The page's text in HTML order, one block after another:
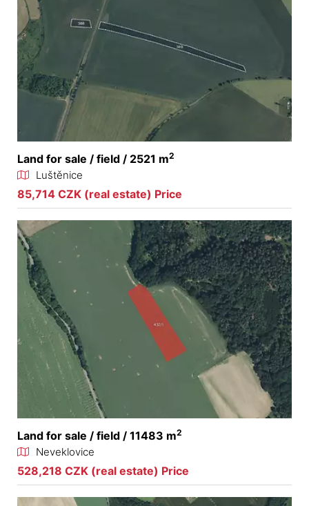
Land for sale / field / 2521 m2
Luštěnice
85,714 CZK (real estate) Price
Land for sale / field / 11483 m2
Neveklovice
528,218 CZK (real estate) Price